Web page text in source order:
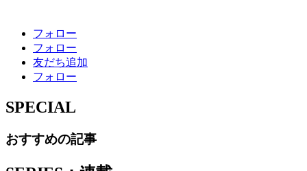
フォロー
フォロー
友だち追加
フォロー
SPECIAL
おすすめの記事